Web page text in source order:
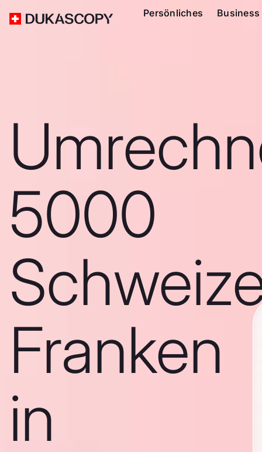
Persönliches Business
5000
Franken
in